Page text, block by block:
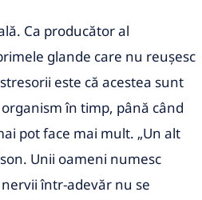
Ca producător al
glande care nu reușesc
este că acestea sunt
în timp, până când
pot face mai mult. „Un alt
Unii oameni numesc
nervii într-adevăr nu se